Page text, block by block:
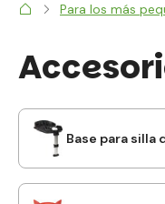
Para los más
Base para silla